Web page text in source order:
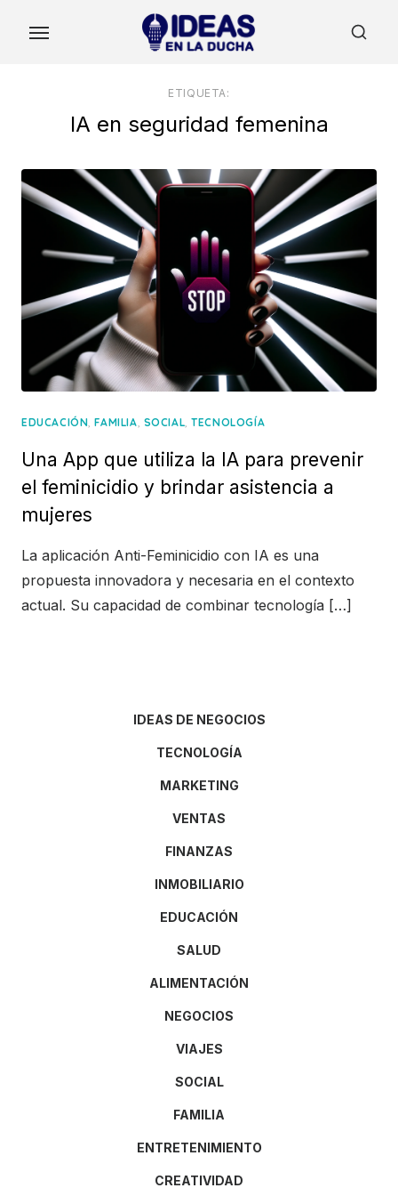
ETIQUETA:
IA en seguridad femenina
EDUCACIÓN,FAMILIA, SOCIAL,TECNOLOGÍA
Una App que utiliza la IA para prevenir
el feminicidio y brindar asistencia a
mujeres
La aplicación Anti-Feminicidio con IA es una
propuesta innovadora y necesaria en el contexto
actual. Su capacidad de combinar tecnología […]
IDEAS DE NEGOCIOS
TECNOLOGÍA
MARKETING
VENTAS
FINANZAS
INMOBILIARIO
EDUCACIÓN
SALUD
ALIMENTACIÓN
NEGOCIOS
VIAJES
SOCIAL
FAMILIA
ENTRETENIMIENTO
CREATIVIDAD